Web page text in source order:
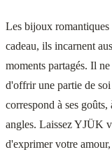
Les bijoux romantiques
cadeau, ils incarnent
moments partagés. Il
d'offrir une partie de
correspond à ses goûts,
angles. Laissez YJÜK
d'exprimer votre